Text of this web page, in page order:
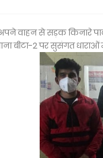
वाहन से सड़क किनारे
बीटा-2 पर सुसंगत